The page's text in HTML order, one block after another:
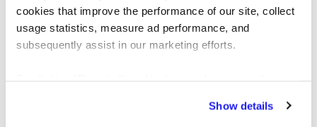
cookies that improve the performance of our site, collect
usage statistics, measure ad performance, and
subsequently assist in our marketing efforts.
Show details
kandydatów
Niezależnie od wielkości Twojej firmy i
sektora w którym działa, firma Reed zrobi
jednorazowe kontrole.